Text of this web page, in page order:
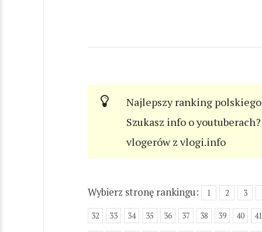
Najlepszy ranking
Szukasz info o
vlogerów z vlogi.info
Wybierz stronę rankingu: 1 2 3
32 33 34 35 36 37 38 39 40 41